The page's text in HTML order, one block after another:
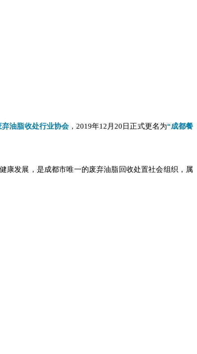
弃油脂收处行业协会， 2019年12月20日正式更名为“成都餐
康发展，是成都市唯一的废弃油脂回收处置社会组织，属